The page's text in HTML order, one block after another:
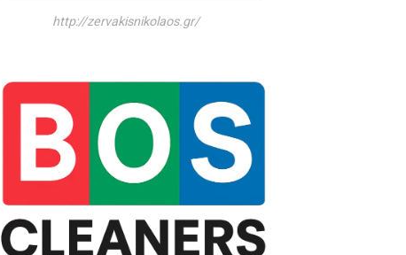
http://zervakisnikolaos.gr/